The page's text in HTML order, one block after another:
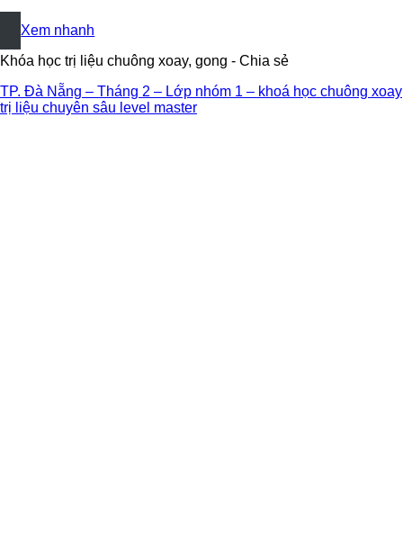
+
Xem nhanh
Khóa học trị liệu chuông xoay, gong - Chia sẻ
TP. Đà Nẵng – Tháng 2 – Lớp nhóm 1 – khoá học chuông xoay
trị liệu chuyên sâu level master